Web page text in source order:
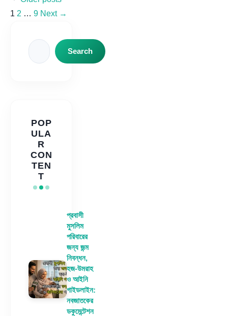
Page
1 Page
2 … Page
9 Next →
Search
Search
POP
ULA
R
CON
TEN
T
প্রবাসী
মুসলিম
পরিবারের
জন্য জন্ম
নিবন্ধন,
হজ-উমরাহ
ও আইনি
গাইডলাইন:
নবজাতকের
ডকুমেন্টেশন